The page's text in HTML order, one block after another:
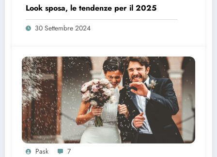
Look sposa, le tendenze per il 2025
30 Settembre 2024
Pask 7